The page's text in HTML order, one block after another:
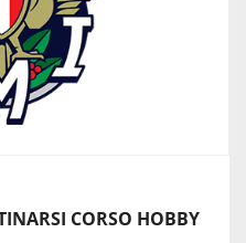
CORSO HOBBY